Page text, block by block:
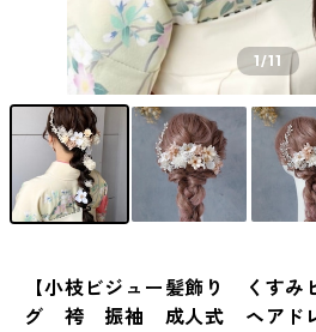
1/11
【小枝ビジュー髪飾り くすみ
グ 袴 振袖 成人式 ヘアド